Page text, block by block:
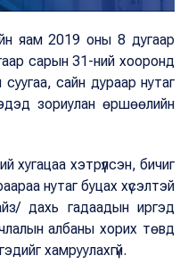
яам 2019 оны 8 дугаар
сарын 31-ний хооронд
сайн дураар нутаг
зориулан өршөөлийн
хэтрүүлсэн, бичиг
нутаг буцах хүсэлтэй
дахь гадаадын иргэд
албаны хорих төвд
хамруулахгүй.